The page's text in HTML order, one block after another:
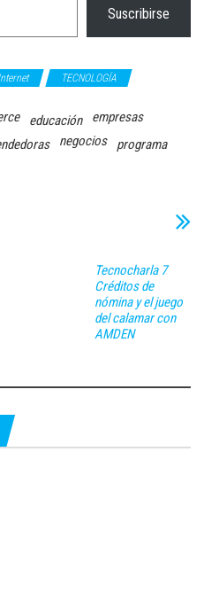
Suscribirse
TECNOLOGÍA
educación
empresas
negocios
programa
Tecnocharla 7
Créditos de
nómina y el juego
del calamar con
AMDEN